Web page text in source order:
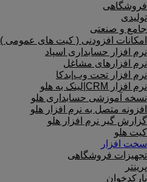
فروشگاهی
تولیدی
جامع و صنعتی
امکانات افزودنی ( کیت های عمومی )
نرم افزار حسابداری اسپاد
نرم افزارهای مشاغل
نرم افزار تحت وب|بدکا
نرم افزار CRM|لینک به هلو
نسخه آموزشی حسابداری هلو
افزونه متصل به نرم افزار هلو
گزارش گیر نرم افزار هلو
کیت هلو
سخت افزار
تجهیزات فروشگاهی
پرینتر
بارکدخوان